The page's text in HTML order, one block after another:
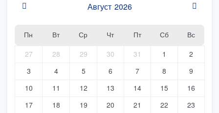
Август 2026
Пн Вт Ср Чт Пт Сб
Вс
27
28 29 30 31 1
2
3
4 5 6 7 8
9
10
11 12 13 14 15
16
17
18 19 20 21 22 23